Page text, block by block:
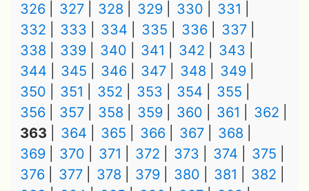
326
327 328 329 330
331
332
333 334 335 336
337
338
339 340 341 342
343
344
345 346 347 348
349
350
351 352 353 354
355
356
357 358 359 360 361
362
363
364 365 366 367
368
369
370 371 372 373 374
375
376
377 378 379 380 381
382